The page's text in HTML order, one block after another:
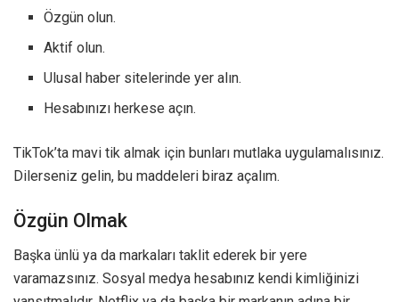
Özgün olun.
Aktif olun.
Ulusal haber sitelerinde yer alın.
Hesabınızı herkese açın.
TikTok’ta mavi tik almak için bunları mutlaka uygulamalısınız.
Dilerseniz gelin, bu maddeleri biraz açalım.
Özgün Olmak
Başka ünlü ya da markaları taklit ederek bir yere
varamazsınız. Sosyal medya hesabınız kendi kimliğinizi